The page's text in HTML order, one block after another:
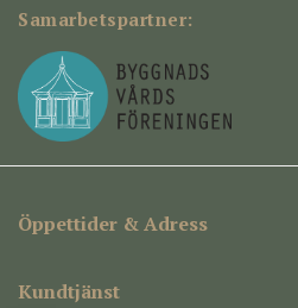
Samarbetspartner:
Öppettider & Adress
Kundtjänst